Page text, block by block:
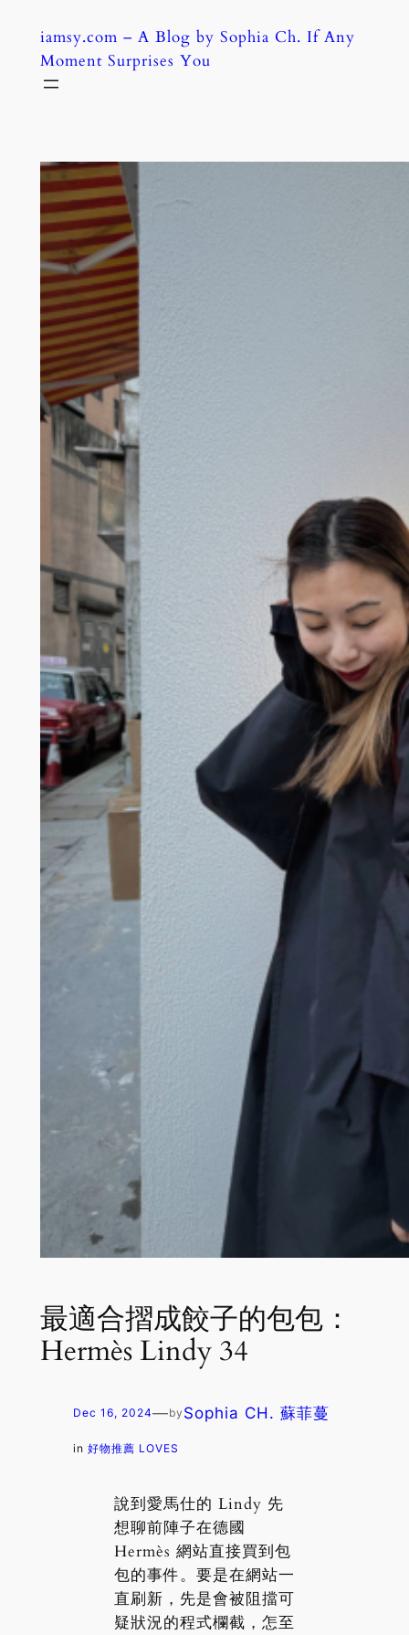
content
iamsy.com – A Blog by Sophia Ch. If Any
Moment Surprises You
最適合摺成餃子的包包：
Hermès Lindy 34
Dec 16, 2024—by Sophia CH. 蘇菲蔓
in 好物推薦 LOVES
說到愛馬仕的 Lindy 先
想聊前陣子在德國
Hermès 網站直接買到包
包的事件。要是在網站一
直刷新，先是會被阻擋可
疑狀況的程式欄截，怎至